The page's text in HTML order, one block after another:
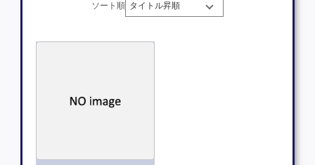
ソート順